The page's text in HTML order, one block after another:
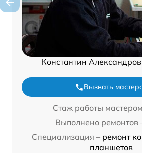
Константин
Вызвать
Стаж работы
Выполнено ремонтов
Специализация – ремонт
планшетов